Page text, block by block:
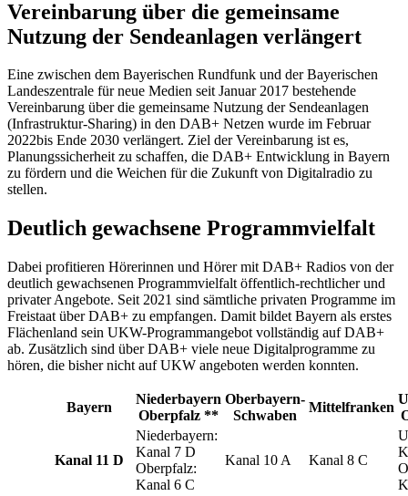
Vereinbarung über die gemeinsame
Nutzung der Sendeanlagen verlängert
Eine zwischen dem Bayerischen Rundfunk und der Bayerischen
Landeszentrale für neue Medien seit Januar 2017 bestehende
Vereinbarung über die gemeinsame Nutzung der Sendeanlagen
(Infrastruktur-Sharing) in den DAB+ Netzen wurde im Februar
2022bis Ende 2030 verlängert. Ziel der Vereinbarung ist es,
Planungssicherheit zu schaffen, die DAB+ Entwicklung in Bayern
zu fördern und die Weichen für die Zukunft von Digitalradio zu
stellen.
Deutlich gewachsene Programmvielfalt
Dabei profitieren Hörerinnen und Hörer mit DAB+ Radios von der
deutlich gewachsenen Programmvielfalt öffentlich-rechtlicher und
privater Angebote. Seit 2021 sind sämtliche privaten Programme im
Freistaat über DAB+ zu empfangen. Damit bildet Bayern als erstes
Flächenland sein UKW-Programmangebot vollständig auf DAB+
ab. Zusätzlich sind über DAB+ viele neue Digitalprogramme zu
hören, die bisher nicht auf UKW angeboten werden konnten.
Bayern
Niederbayern
Oberpfalz **
Oberbayern-
Schwaben
Mittelfranken
Kanal 11 D
Niederbayern:
Kanal 7 D
Oberpfalz:
Kanal 6 C
Kanal 10 A Kanal 8 C